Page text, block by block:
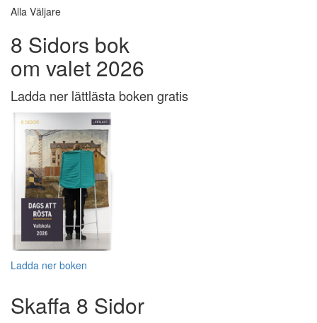
Alla Väljare
8 Sidors bok
om valet 2026
Ladda ner lättlästa boken gratis
Ladda ner boken
Skaffa 8 Sidor